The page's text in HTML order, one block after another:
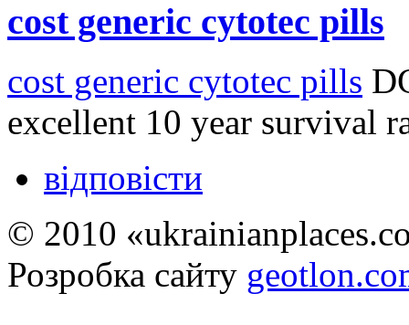
cost generic cytotec pills
cost generic cytotec pills
excellent 10 year survival
відповісти
© 2010
Розробка сайту